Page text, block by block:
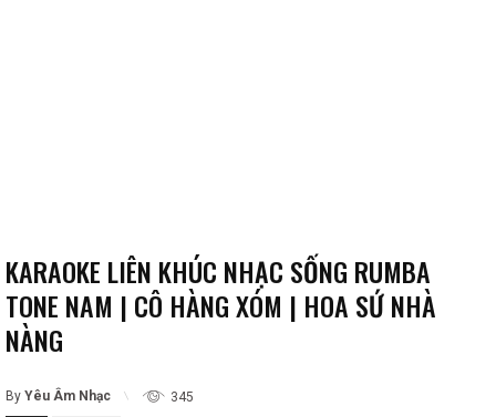
KARAOKE LIÊN KHÚC NHẠC SỐNG RUMBA
TONE NAM | CÔ HÀNG XÓM | HOA SỨ NHÀ
NÀNG
By Yêu Âm Nhạc 345